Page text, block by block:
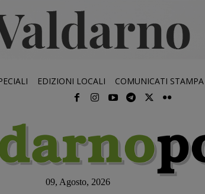
EDIZIONI LOCALI COMUNICATI STAMPA
09, Agosto, 2026